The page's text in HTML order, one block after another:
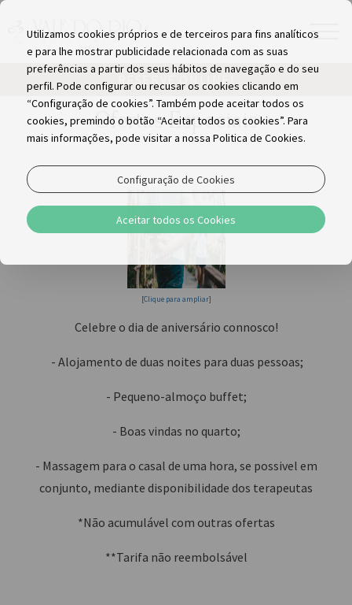
RESERVE ONLINE!
Ofertas Especiais
Para sempre apaixonados
[Clique para ampliar]
Celebre o dia de aniversário connosco!
- Alojamento de duas noites para duas pessoas;
- Pequeno-almoço buffet;
- Boas vindas no quarto;
- Massagem para o casal de uma hora, se possivel em
conjunto, mediante disponibilidade dos terapeutas
*Não acumulável com outras ofertas
**Tarifa não reembolsável
Utilizamos cookies próprios e de terceiros para fins analíticos
e para lhe mostrar publicidade relacionada com as suas
preferências a partir dos seus hábitos de navegação e do seu
perfil. Pode configurar ou recusar os cookies clicando em
“Configuração de cookies”. Também pode aceitar todos os
cookies, premindo o botão “Aceitar todos os cookies”. Para
mais informações, pode visitar a nossa Politica de Cookies.
Configuração de Cookies
Aceitar todos os Cookies